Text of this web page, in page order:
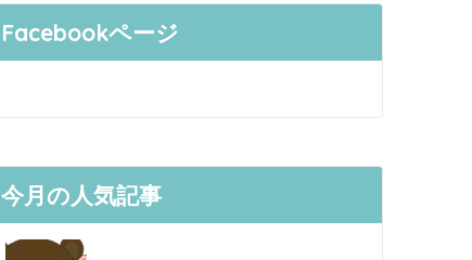
Facebookページ
今月の人気記事